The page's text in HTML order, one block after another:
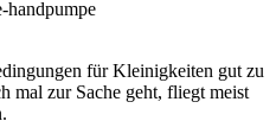
für Kleinigkeiten gut zu
mal zur Sache geht, fliegt meist